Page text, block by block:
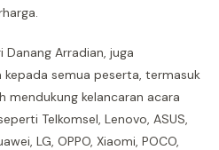
Danang Arradian, juga
semua peserta, termasuk
mendukung kelancaran acara
Telkomsel, Lenovo, ASUS,
LG, OPPO, Xiaomi, POCO,